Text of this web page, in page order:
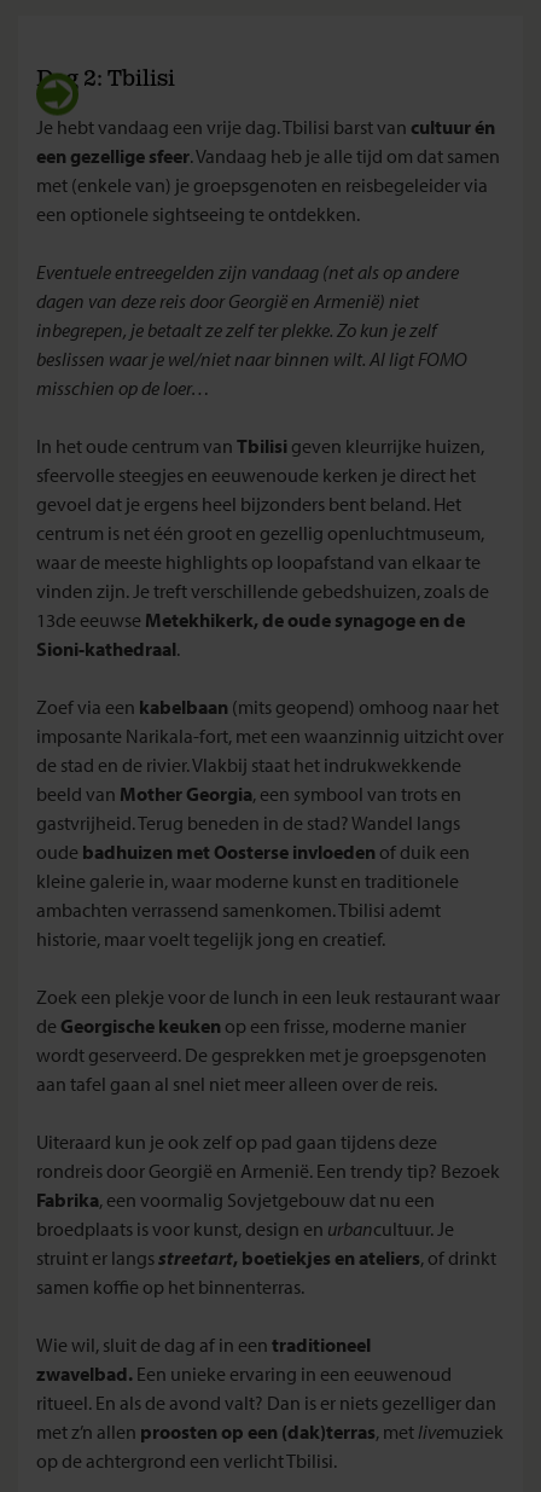
Dag 2: Tbilisi
Je hebt vandaag een vrije dag. Tbilisi barst van cultuur én
een gezellige sfeer. Vandaag heb je alle tijd om dat samen
met (enkele van) je groepsgenoten en reisbegeleider via
een optionele sightseeing te ontdekken.
Eventuele entreegelden zijn vandaag (net als op andere
dagen van deze reis door Georgië en Armenië) niet
inbegrepen, je betaalt ze zelf ter plekke. Zo kun je zelf
beslissen waar je wel/niet naar binnen wilt. Al ligt FOMO
misschien op de loer…
In het oude centrum van Tbilisi geven kleurrijke huizen,
sfeervolle steegjes en eeuwenoude kerken je direct het
gevoel dat je ergens heel bijzonders bent beland. Het
centrum is net één groot en gezellig openluchtmuseum,
waar de meeste highlights op loopafstand van elkaar te
vinden zijn. Je treft verschillende gebedshuizen, zoals de
13de eeuwse Metekhikerk, de oude synagoge en de
Sioni-kathedraal.
Zoef via een kabelbaan (mits geopend) omhoog naar het
imposante Narikala-fort, met een waanzinnig uitzicht over
de stad en de rivier. Vlakbij staat het indrukwekkende
beeld van Mother Georgia, een symbool van trots en
gastvrijheid. Terug beneden in de stad? Wandel langs
oude badhuizen met Oosterse invloeden of duik een
kleine galerie in, waar moderne kunst en traditionele
ambachten verrassend samenkomen. Tbilisi ademt
historie, maar voelt tegelijk jong en creatief.
Zoek een plekje voor de lunch in een leuk restaurant waar
de Georgische keuken op een frisse, moderne manier
wordt geserveerd. De gesprekken met je groepsgenoten
aan tafel gaan al snel niet meer alleen over de reis.
Uiteraard kun je ook zelf op pad gaan tijdens deze
rondreis door Georgië en Armenië. Een trendy tip? Bezoek
Fabrika, een voormalig Sovjetgebouw dat nu een
broedplaats is voor kunst, design en urbancultuur. Je
struint er langsstreetart, boetiekjes en ateliers, of drinkt
samen koffie op het binnenterras.
Wie wil, sluit de dag af in een traditioneel
zwavelbad. Een unieke ervaring in een eeuwenoud
ritueel. En als de avond valt? Dan is er niets gezelliger dan
met z’n allen proosten op een (dak)terras, met livemuziek
op de achtergrond een verlicht Tbilisi.